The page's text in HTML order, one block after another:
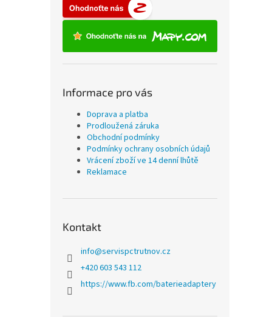
Informace pro vás
Doprava a platba
Prodloužená záruka
Obchodní podmínky
Podmínky ochrany osobních údajů
Vrácení zboží ve 14 denní lhůtě
Reklamace
Kontakt
info@servispctrutnov.cz
+420 603 543 112
https://www.fb.com/baterieadaptery